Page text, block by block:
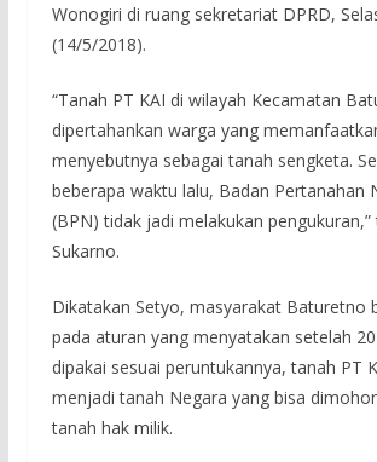
Wonogiri di ruang sekretariat DPRD,
(14/5/2018).
“Tanah PT KAI di wilayah Kecamatan
dipertahankan warga yang
menyebutnya sebagai tanah sengketa.
beberapa waktu lalu, Badan Pertanahan
(BPN) tidak jadi melakukan
Sukarno.
Dikatakan Setyo, masyarakat Baturetno
pada aturan yang menyatakan setelah
dipakai sesuai peruntukannya, tanah PT
menjadi tanah Negara yang bisa
tanah hak milik.